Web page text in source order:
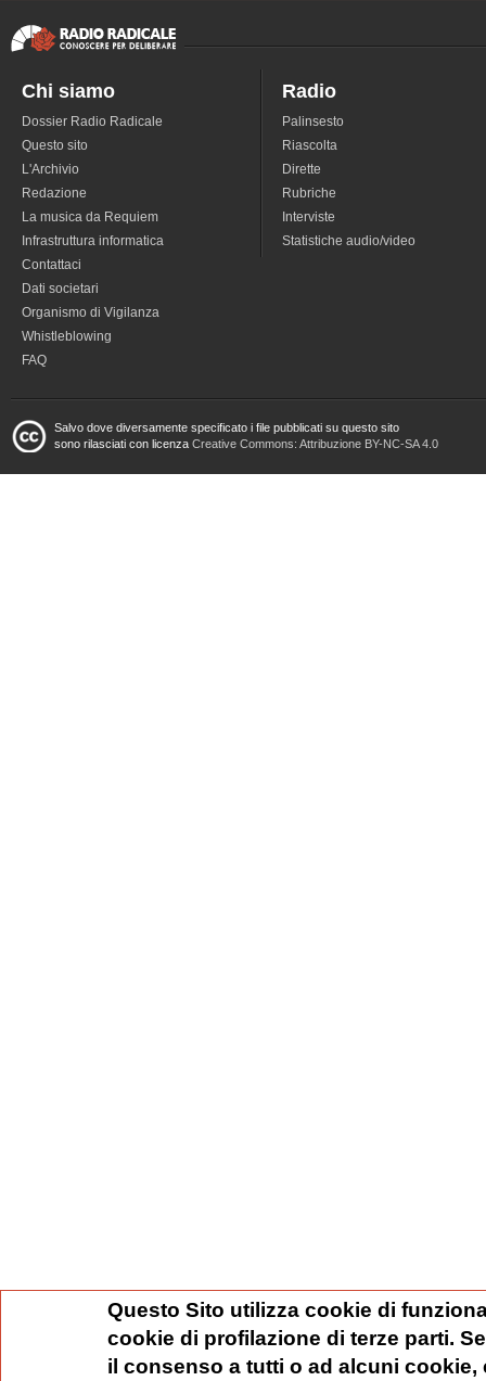
Chi siamo
Dossier Radio Radicale
Questo sito
L'Archivio
Redazione
La musica da Requiem
Infrastruttura informatica
Contattaci
Dati societari
Organismo di Vigilanza
Whistleblowing
FAQ
Radio
Palinsesto
Riascolta
Dirette
Rubriche
Interviste
Statistiche audio/video
Salvo dove diversamente specificato i file pubblicati su questo sito
sono rilasciati con licenza Creative Commons: Attribuzione BY-NC-SA 4.0
Questo Sito utilizza cookie di
cookie di profilazione di terze parti.
il consenso a tutti o ad alcuni